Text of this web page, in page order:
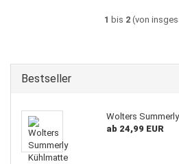
1 bis 2(von
Bestseller
Wolters
ab 24,99 EUR